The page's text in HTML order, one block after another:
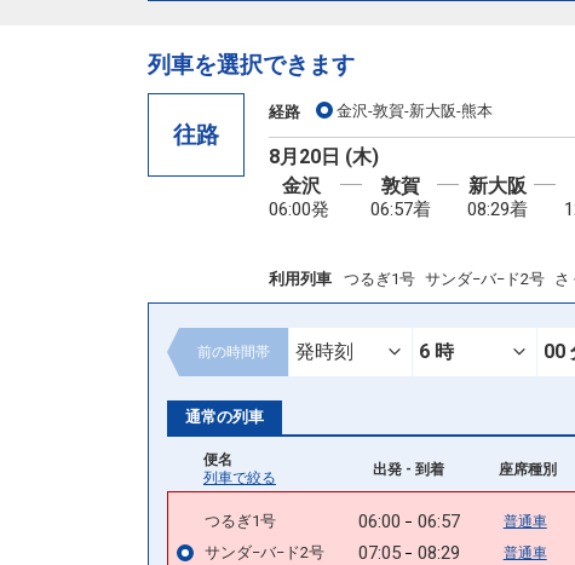
列車を選択できます
往路
経路 金沢-敦賀-新大阪-熊本
8月20日 (木)
金沢
06:00発
敦賀
06:57着
新大阪
08:29着
利用列車 つるぎ1号 サンダ−バ−ド2号 さ
前の時間帯
通常の列車
便名
列車で絞る
出発 - 到着 座席種別
つるぎ1号 06:00 06:57 普通車
サンダ−バ−ド2号 07:05 08:29 普通車